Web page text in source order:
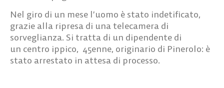
Nel giro di un mese l’uomo è stato indetificato,
grazie alla ripresa di una telecamera di
sorveglianza. Si tratta di un dipendente di
un centro ippico, 45enne, originario di Pinerolo: è
stato arrestato in attesa di processo.